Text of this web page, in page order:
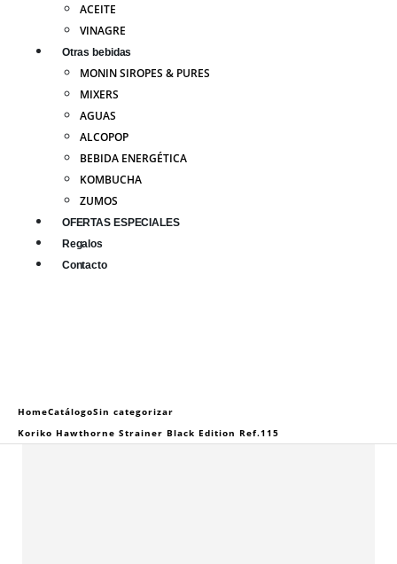
ACEITE
VINAGRE
Otras bebidas
MONIN SIROPES & PURES
MIXERS
AGUAS
ALCOPOP
BEBIDA ENERGÉTICA
KOMBUCHA
ZUMOS
OFERTAS ESPECIALES
Regalos
Contacto
HomeCatálogoSin categorizar
Koriko Hawthorne Strainer Black Edition Ref.115